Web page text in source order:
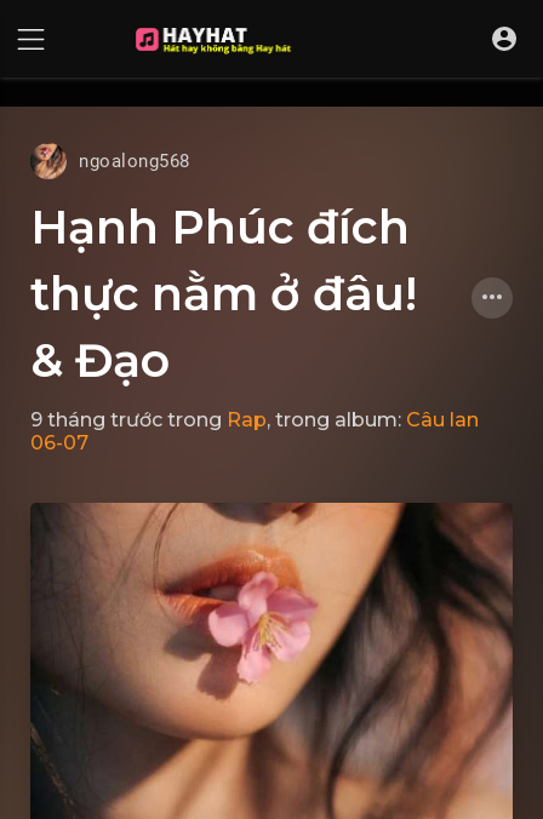
ngoalong568
Hạnh Phúc đích
thực nằm ở đâu!
& Đạo
9 tháng trước trong Rap, trong album: Câu lan
06-07